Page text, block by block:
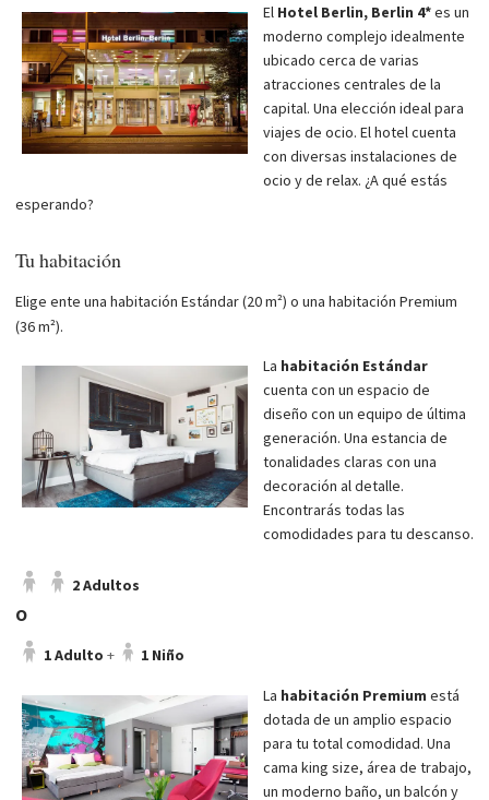
El Hotel Berlin, Berlin 4*es un
moderno complejo idealmente
ubicado cerca de varias
atracciones centrales de la
capital. Una elección ideal para
viajes de ocio. El hotel cuenta
con diversas instalaciones de
ocio y de relax. ¿A qué estás
esperando?
Tu habitación
Elige ente una habitación Estándar (20 m²) o una habitación Premium
(36 m²).
La habitación Estándar
cuenta con un espacio de
diseño con un equipo de última
generación. Una estancia de
tonalidades claras con una
decoración al detalle.
Encontrarás todas las
comodidades para tu descanso.
2 Adultos
O
1 Adulto + 1 Niño
La habitación Premium está
dotada de un amplio espacio
para tu total comodidad. Una
cama king size, área de trabajo,
un moderno baño, un balcón y